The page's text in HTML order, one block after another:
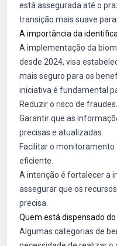
está assegurada até o
transição mais suave
A importância da
A implementação da
desde 2024, visa
mais seguro para os
iniciativa é fundamental
Reduzir o risco de fraudes.
Garantir que as
precisas e atualizadas.
Facilitar o
eficiente.
A intenção é fortalecer a
assegurar que os
precisa.
Quem está dispensado
Algumas categorias de